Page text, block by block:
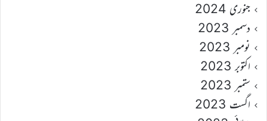
جنوری 2024
دسمبر 2023
نومبر 2023
اکتوبر 2023
ستمبر 2023
اگست 2023